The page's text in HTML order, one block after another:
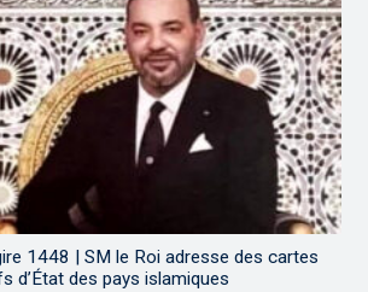
1448 | SM le Roi adresse des cartes
d’État des pays islamiques